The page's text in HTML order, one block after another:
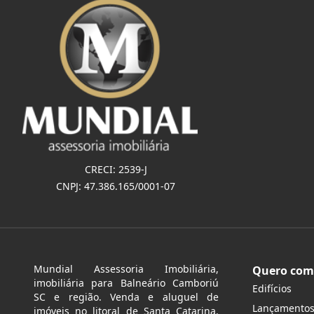
CRECI: 2539-J
CNPJ: 47.386.165/0001-07
Mundial Assessoria Imobiliária,
imobiliária para Balneário Camboriú
SC e região. Venda e aluguel de
imóveis no litoral de Santa Catarina.
Quero
Edifícios
Lançamentos